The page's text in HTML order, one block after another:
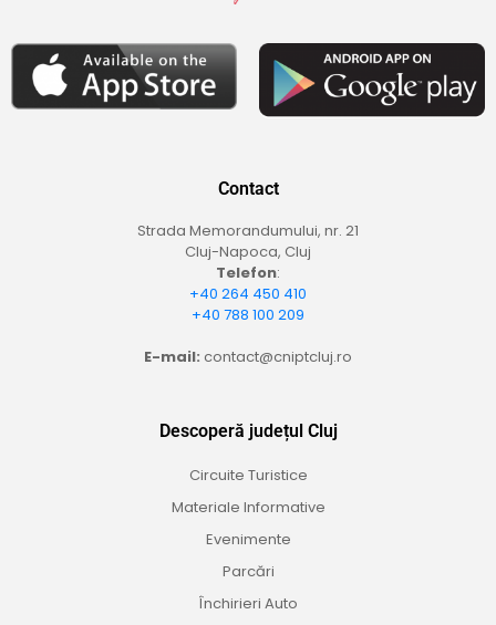
Contact
Strada Memorandumului, nr. 21
Cluj-Napoca, Cluj
Telefon:
+40 264 450 410
+40 788 100 209
E-mail: contact@cniptcluj.ro
Descoperă județul Cluj
Circuite Turistice
Materiale Informative
Evenimente
Parcări
Închirieri Auto